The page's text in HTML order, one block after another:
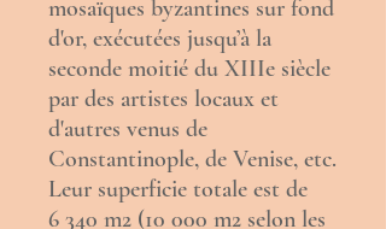
mosaïques byzantines sur fond
d'or, exécutées jusqu’à la
seconde moitié du XIIIe siècle
par des artistes locaux et
d'autres venus de
Constantinople, de Venise, etc.
Leur superficie totale est de
6 340 m2 (10 000 m2 selon les